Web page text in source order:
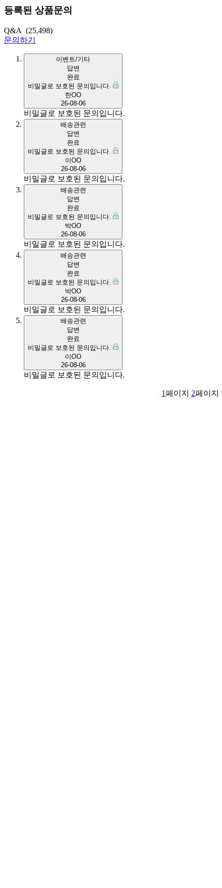
등록된 상품문의
Q&A (25,498)
문의하기
이벤트/기타
답변
완료
비밀글로 보호된 문의입니다.
한OO
26-08-06
비밀글로 보호된 문의입니다.
배송관련
답변
완료
비밀글로 보호된 문의입니다.
이OO
26-08-06
비밀글로 보호된 문의입니다.
배송관련
답변
완료
비밀글로 보호된 문의입니다.
박OO
26-08-06
비밀글로 보호된 문의입니다.
배송관련
답변
완료
비밀글로 보호된 문의입니다.
박OO
26-08-06
비밀글로 보호된 문의입니다.
배송관련
답변
완료
비밀글로 보호된 문의입니다.
이OO
26-08-06
비밀글로 보호된 문의입니다.
1페이지 2페이지